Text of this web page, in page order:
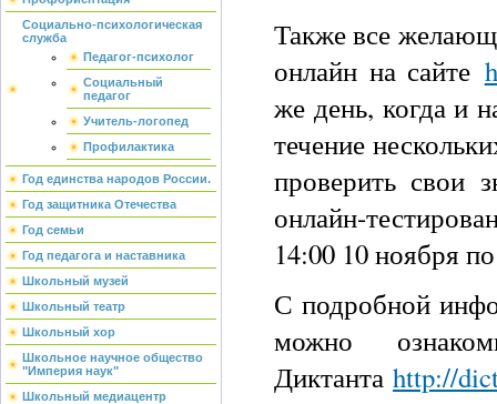
Социально-психологическая
служба
Педагог-психолог
Социальный
педагог
Учитель-логопед
Профилактика
Год единства народов России.
Год защитника Отечества
Год семьи
Год педагога и наставника
Школьный музей
Школьный театр
Школьный хор
Школьное научное общество
"Империя наук"
Школьный медиацентр
Также все
онлайн на сайте
же день, когда и
течение
проверить свои
онлайн-
14:00 10 ноября
С подробной
можно
Диктанта http://